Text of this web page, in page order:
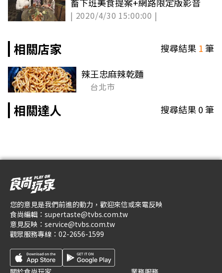
| 2020/4/30 15:00:00 |
相關店家 搜尋結果 1筆
辣王忠麻辣乾麵
台北市
相關達人 搜尋結果0筆
您的意見是我們前進的動力，歡迎來信或來電反映
食尚編輯： supertaste@tvbs.com.tw
意見反映： service@tvbs.com.tw
觀眾服務專線： 02-2656-1599